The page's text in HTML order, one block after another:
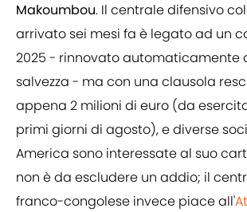
Makoumbou. Il centrale difensivo
arrivato sei mesi fa è legato ad un
2025 - rinnovato automaticamente
salvezza - ma con una clausola
appena 2 milioni di euro (da
primi giorni di agosto), e diverse
America sono interessate al suo
non è da escludere un addio; il
franco-congolese invece piace all'